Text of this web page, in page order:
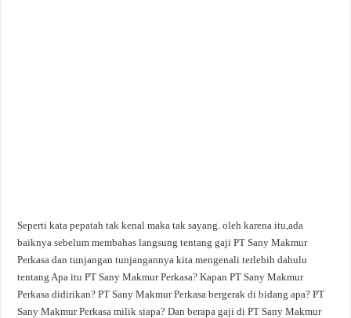
Seperti kata pepatah tak kenal maka tak sayang. oleh karena itu,ada
baiknya sebelum membahas langsung tentang gaji PT Sany Makmur
Perkasa dan tunjangan tunjangannya kita mengenali terlebih dahulu
tentang Apa itu PT Sany Makmur Perkasa? Kapan PT Sany Makmur
Perkasa didirikan? PT Sany Makmur Perkasa bergerak di bidang apa? PT
Sany Makmur Perkasa milik siapa? Dan berapa gaji di PT Sany Makmur